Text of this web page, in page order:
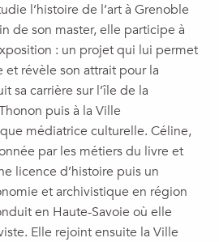
l’histoire de l’art à Grenoble
de son master, elle participe à
: un projet qui lui permet
révèle son attrait pour la
sa carrière sur l’île de la
puis à la Ville
médiatrice culturelle. Céline,
par les métiers du livre et
licence d’histoire puis un
et archivistique en région
en Haute-Savoie où elle
Elle rejoint ensuite la Ville